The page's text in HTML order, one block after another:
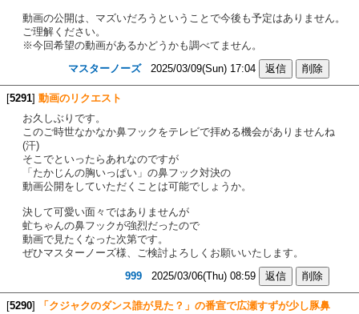
動画の公開は、マズいだろうということで今後も予定はありません。
ご理解ください。
※今回希望の動画があるかどうかも調べてません。
マスターノーズ2025/03/09(Sun) 17:04
[5291] 動画のリクエスト
お久しぶりです。
このご時世なかなか鼻フックをテレビで拝める機会がありませんね
(汗)
そこでといったらあれなのですが
「たかじんの胸いっぱい」の鼻フック対決の
動画公開をしていただくことは可能でしょうか。
決して可愛い面々ではありませんが
虻ちゃんの鼻フックが強烈だったので
動画で見たくなった次第です。
ぜひマスターノーズ様、ご検討よろしくお願いいたします。
999 2025/03/06(Thu) 08:59
[5290]
「クジャクのダンス誰が見た？」の番宣で広瀬すずが少し豚鼻